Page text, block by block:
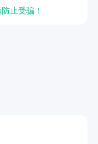
，提供个性化
止受骗！